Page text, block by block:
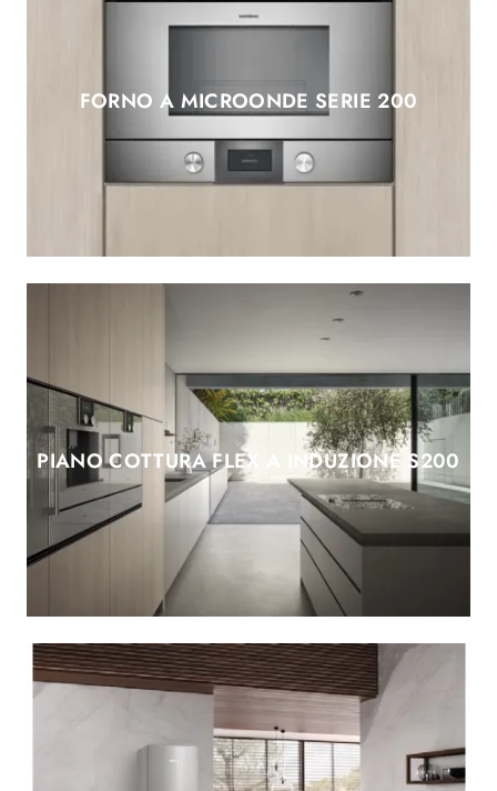
FORNO A MICROONDE SERIE 200
PIANO COTTURA FLEX A INDUZIONE S200